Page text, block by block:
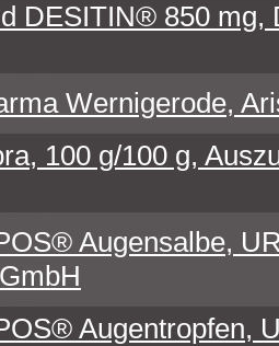
DESITIN® 850 mg,
Wernigerode,
100 g/100 g,
Augensalbe,
Augentropfen,